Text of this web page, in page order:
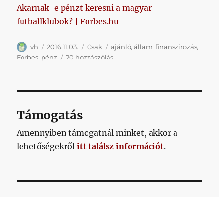
magamat
Akarnak-e pénzt keresni a magyar
futballklubok? | Forbes.hu
Szerző
vh Közzétéve
2016.11.03. Kategória
Csak Címke
ajánló,állam,finanszírozás,
Forbes, pénz 20 hozzászólásHa
mindenképp
el
on
Támogatás
Amennyiben támogatnál minket, akkor a
lehetőségekrőlitt találsz információt.